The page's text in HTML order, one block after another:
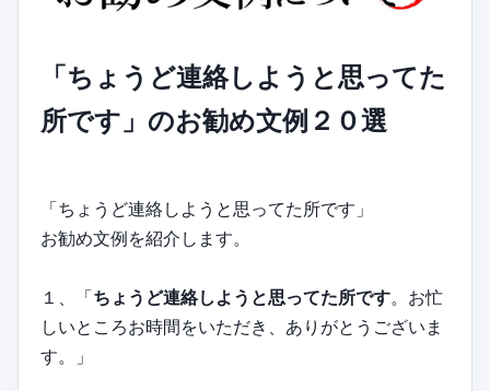
「ちょうど連絡しようと思ってた
所です」のお勧め文例２０選
「ちょうど連絡しようと思ってた所です」
お勧め文例を紹介します。
１、「ちょうど連絡しようと思ってた所です。お忙
しいところお時間をいただき、ありがとうございま
す。」